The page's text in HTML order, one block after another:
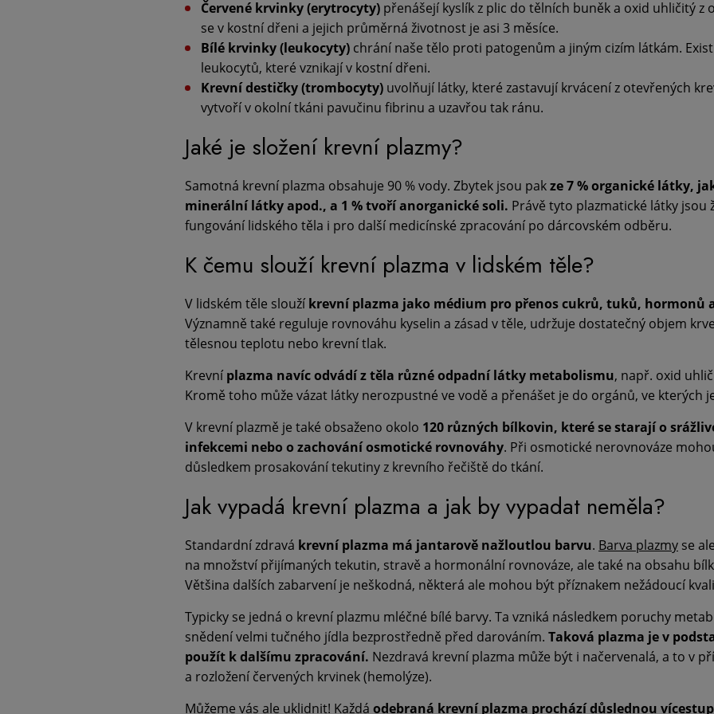
Červené krvinky (erytrocyty) přenášejí kyslík z plic do tělních buněk a oxid uhličitý z
se v kostní dřeni a jejich průměrná životnost je asi 3 měsíce.
Bílé krvinky (leukocyty) chrání naše tělo proti patogenům a jiným cizím látkám.
leukocytů, které vznikají v kostní dřeni.
Krevní destičky (trombocyty) uvolňují látky, které zastavují krvácení z otevřených
vytvoří v okolní tkáni pavučinu fibrinu a uzavřou tak ránu.
Jaké je složení krevní plazmy?
Samotná krevní plazma obsahuje 90 % vody. Zbytek jsou pakze 7 % organické látky,
minerální látky apod., a 1 % tvoří anorganické soli. Právě tyto plazmatické látky jsou
fungování lidského těla i pro další medicínské zpracování po dárcovském odběru.
K čemu slouží krevní plazma v lidském těle?
V lidském těle sloužíkrevní plazma jako médium pro přenos cukrů, tuků, hormonů
Významně také reguluje rovnováhu kyselin a zásad v těle, udržuje dostatečný objem
tělesnou teplotu nebo krevní tlak.
Krevníplazma navíc odvádí z těla různé odpadní látky metabolismu, např. oxid
Kromě toho může vázat látky nerozpustné ve vodě a přenášet je do orgánů, ve kterých
V krevní plazmě je také obsaženo okolo 120 různých bílkovin, které se starají o
infekcemi nebo o zachování osmotické rovnováhy. Při osmotické nerovnováze
důsledkem prosakování tekutiny z krevního řečiště do tkání.
Jak vypadá krevní plazma a jak by vypadat neměla?
Standardní zdravá krevní plazma má jantarově nažloutlou barvu. Barva plazmy se
na množství přijímaných tekutin, stravě a hormonální rovnováze, ale také na obsahu
Většina dalších zabarvení je neškodná, některá ale mohou být příznakem nežádoucí
Typicky se jedná o krevní plazmu mléčné bílé barvy. Ta vzniká následkem poruchy
snědení velmi tučného jídla bezprostředně před darováním. Taková plazma je v
použít k dalšímu zpracování. Nezdravá krevní plazma může být i načervenalá, a to v
a rozložení červených krvinek (hemolýze).
Můžeme vás ale uklidnit! Každá odebraná krevní plazma prochází důslednou